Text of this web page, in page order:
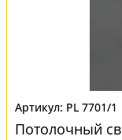
PL 7701/1
Потолочный